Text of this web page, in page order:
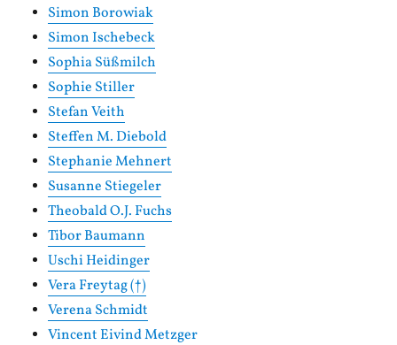
Simon Borowiak
Simon Ischebeck
Sophia Süßmilch
Sophie Stiller
Stefan Veith
Steffen M. Diebold
Stephanie Mehnert
Susanne Stiegeler
Theobald O.J. Fuchs
Tibor Baumann
Uschi Heidinger
Vera Freytag (†)
Verena Schmidt
Vincent Eivind Metzger